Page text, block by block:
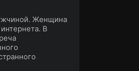
Женщина
В